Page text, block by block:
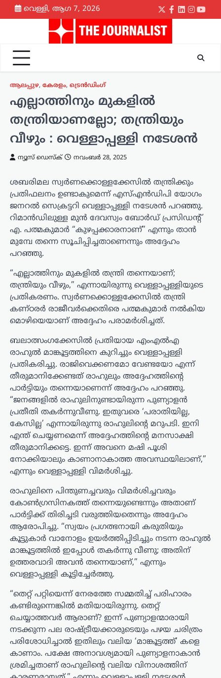
Skip
to
വെള്ളി, ആഗ 7, 2026
Twitter
Facebook
LinkedIn
ആലപ്പുഴ, കേരളം, ട്രെൻഡിംഗ്
എല്ലാത്തിനും മുകളില്‍
തന്ത്രിയാണല്ലോ; തന്ത്രിയും
വീഴും : വെള്ളാപ്പള്ളി നടേശൻ
ന്യൂസ് ഡെസ്ക് നവംബർ 28, 2025
ശബരിമല സ്വർണക്കൊള്ളക്കേസിൽ തന്ത്രിക്കും
പ്രതിഫലനം ഉണ്ടാകുമെന്ന് എസ്എൻഡിപി യോഗം
ജനറൽ സെക്രട്ടറി വെള്ളാപ്പള്ളി നടേശൻ പറഞ്ഞു.
റിമാൻഡിലുള്ള മുൻ ദേവസ്വം ബോർഡ് പ്രസിഡന്റ്
എ. പത്മകുമാർ “കുഴപ്പക്കാരനാണ്” എന്നും താൻ
മുമ്പേ തന്നെ സൂചിപ്പിച്ചതാണെന്നും അദ്ദേഹം
പറഞ്ഞു.
“എല്ലാത്തിനും മുകളിൽ തന്ത്രി തന്നെയാണ്;
തന്ത്രിയും വീഴും,” എന്നായിരുന്നു വെള്ളാപ്പള്ളിയുടെ
പ്രതികരണം. സ്വർണക്കൊള്ളക്കേസിൽ തന്ത്രി
കണ്ഠരർ രാജീവർക്കെതിരെ പത്മകുമാർ നൽകിയ
മൊഴിയെയാണ് അദ്ദേഹം പരാമർശിച്ചത്.
ബലാത്സംഗക്കേസിൽ പ്രതിയായ എംഎൽഎ
രാഹുൽ മാങ്കൂട്ടത്തിനെ കുറിച്ചും വെള്ളാപ്പള്ളി
പ്രതികരിച്ചു. രാജിവെക്കണമോ വേണ്ടയോ എന്ന്
തീരുമാനിക്കേണ്ടത് രാഹുലും അദ്ദേഹത്തിന്റെ
പാർട്ടിയും തന്നെയാണെന്ന് അദ്ദേഹം പറഞ്ഞു.
“ജനങ്ങളിൽ രാഹുലിനുണ്ടായിരുന്ന പുണ്യാളൻ
പ്രതീതി തകർന്നുവീണു. ഇതുവരെ ‘പരാതിയില്ല,
കേസില്ല’ എന്നായിരുന്നു രാഹുലിന്റെ മറുപടി. ഇനി
എന്ത് ചെയ്യണമെന്ന് അദ്ദേഹത്തിന്റെ മനസാക്ഷി
തീരുമാനിക്കട്ടെ. ഇന്ന് അവനെ മഷി പൂശി
നോക്കിയാലും കാണാനാകാത്ത അവസ്ഥയിലാണ്,”
എന്നും വെള്ളാപ്പള്ളി വിമർശിച്ചു.
രാഹുലിനെ പിന്തുണച്ചവരും വിമർശിച്ചവരും
കോൺഗ്രസിനകത്ത് തന്നെയുണ്ടെന്നും അതാണ്
പാർട്ടിക്ക് തിരിച്ചടി വരുത്തിയതെന്നും അദ്ദേഹം
ആരോപിച്ചു. “സ്വയം പ്രഗത്ഭനായി കരുതിയും
കൂട്ടുകാർ വാനോളം ഉയർത്തിപ്പിടിച്ചും നടന്ന രാഹുൽ
മാങ്കൂട്ടത്തിൽ ഇപ്പോൾ തകർന്നു വീണു; അതിന്
ഉത്തരവാദി അവൻ തന്നെയാണ്,” എന്നും
വെള്ളാപ്പള്ളി കൂട്ടിച്ചേർത്തു.
“തെറ്റ് പറ്റിയെന്ന് നേരത്തേ സമ്മതിച്ച് പരിഹാരം
കണ്ടിരുന്നെങ്കിൽ മതിയായിരുന്നു. തെറ്റ്
ചെയ്യാത്തവർ ആരാണ്? ഇന്ന് പുണ്യാളന്മാരായി
നടക്കുന്ന പല രാഷ്ട്രീയക്കാരുടെയും പഴയ ചരിത്രം
പരിശോധിച്ചാൽ ഇതിലും വലിയ ‘മാങ്കൂട്ടത്ത്’ കളെ
കാണാം. പക്ഷേ അനാവശ്യമായി പുണ്യാളനാകാൻ
ശ്രമിച്ചതാണ് രാഹുലിന്റെ വലിയ വിനാശത്തിന്